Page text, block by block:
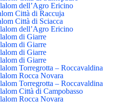
dell’Agro Ericino
Città di Raccuja
Città di Sciacca
dell’Agro Ericino
di Giarre
di Giarre
di Giarre
di Giarre
Torregrotta – Roccavaldina
Rocca Novara
Torregrotta – Roccavaldina
Città di Campobasso
Rocca Novara